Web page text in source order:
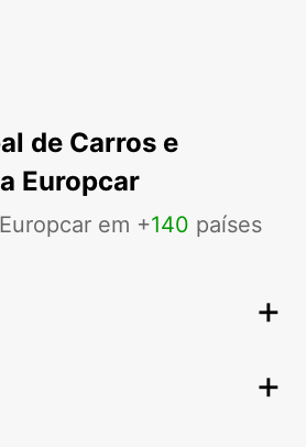
de Carros e
Europcar
em +140 países